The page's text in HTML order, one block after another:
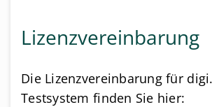
Lizenzvereinbarung
Die Lizenzvereinbarung für
Testsystem finden Sie hier: